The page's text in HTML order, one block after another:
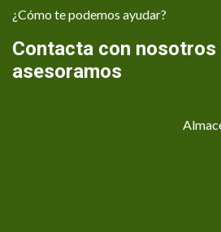
¿Cómo te podemos ayudar?
Contacta con nosotros
asesoramos